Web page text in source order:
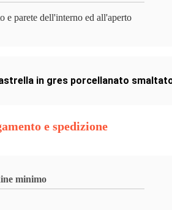
e parete dell'interno ed all'aperto
in gres porcellanato
e spedizione
minimo